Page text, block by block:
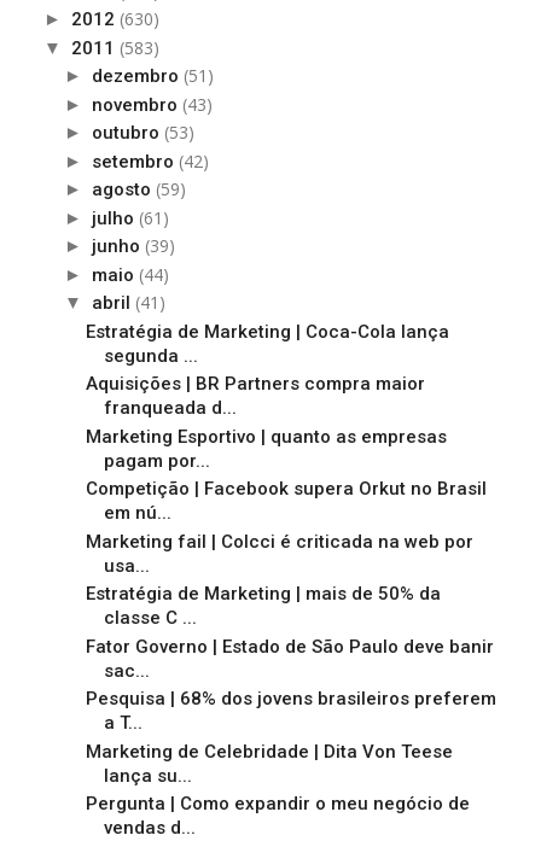
► 2012 (630)
▼ 2011 (583)
► dezembro (51)
► novembro (43)
► outubro (53)
► setembro (42)
► agosto (59)
► julho (61)
► junho (39)
► maio (44)
▼ abril (41)
Estratégia de Marketing | Coca-Cola lança
segunda ...
Aquisições | BR Partners compra maior
franqueada d...
Marketing Esportivo | quanto as empresas
pagam por...
Competição | Facebook supera Orkut no Brasil
em nú...
Marketing fail | Colcci é criticada na web por
usa...
Estratégia de Marketing | mais de 50% da
classe C ...
Fator Governo | Estado de São Paulo deve banir
sac...
Pesquisa | 68% dos jovens brasileiros preferem
a T...
Marketing de Celebridade | Dita Von Teese
lança su...
Pergunta | Como expandir o meu negócio de
vendas d...